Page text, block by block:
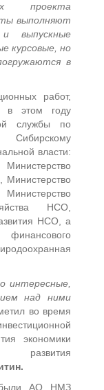
проекта
выполняют
выпускные
курсовые, но
в
работ,
в этом году
службы по
власти:
Министерство
НСО,
НСО, а
интересные,
над ними
во время
экономики
развития
были АО НМЗ